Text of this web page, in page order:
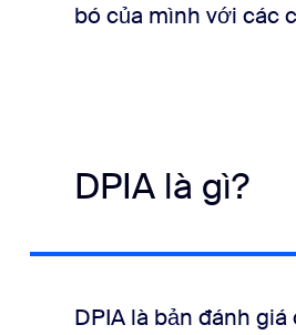
bó của mình với các
DPIA là gì?
DPIA là bản đánh